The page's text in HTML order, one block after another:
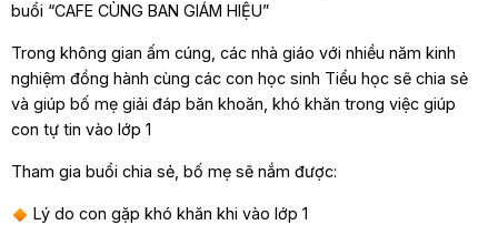
buổi “CAFE CÙNG BAN GIÁM HIỆU”
Trong không gian ấm cúng, các nhà giáo với nhiều năm kinh
nghiệm đồng hành cùng các con học sinh Tiểu học sẽ chia sẻ
và giúp bố mẹ giải đáp băn khoăn, khó khăn trong việc giúp
con tự tin vào lớp 1
Tham gia buổi chia sẻ, bố mẹ sẽ nắm được:
Lý do con gặp khó khăn khi vào lớp 1